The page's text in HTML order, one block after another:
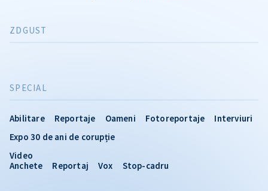
SPECIAL
Abilitare Reportaje Oameni Fotoreportaje
Interviuri
Expo 30 de ani de corupție
Video
Anchete
Reportaj Vox Stop-cadru
ZDGUST